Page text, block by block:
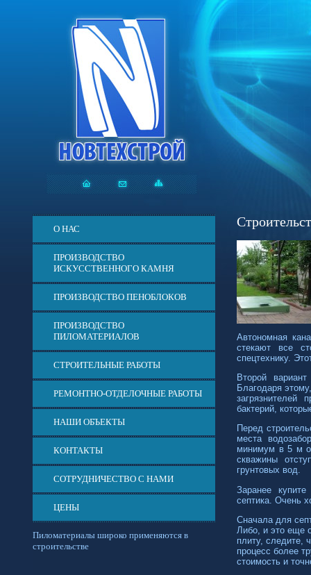
О НАС
ПРОИЗВОДСТВО
ИСКУССТВЕННОГО КАМНЯ
ПРОИЗВОДСТВО ПЕНОБЛОКОВ
ПРОИЗВОДСТВО
ПИЛОМАТЕРИАЛОВ
СТРОИТЕЛЬНЫЕ РАБОТЫ
РЕМОНТНО-ОТДЕЛОЧНЫЕ РАБОТЫ
НАШИ ОБЪЕКТЫ
КОНТАКТЫ
СОТРУДНИЧЕСТВО С НАМИ
ЦЕНЫ
Пиломатериалы широко применяются в
строительстве
Автономная
стекают все
спецтехнику.
Второй
Благодаря
загрязнителей
бактерий,
Перед
места
минимум в 5 м
скважины
грунтовых вод.
Заранее
септика. Очень
Сначала для
Либо, и это еще
плиту, следите,
процесс более
стоимость и